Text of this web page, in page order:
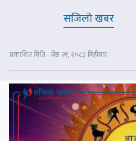
सजिलो खबर
प्रकाशित मिति : जेष्ठ २१, २०८३ बिहीबार